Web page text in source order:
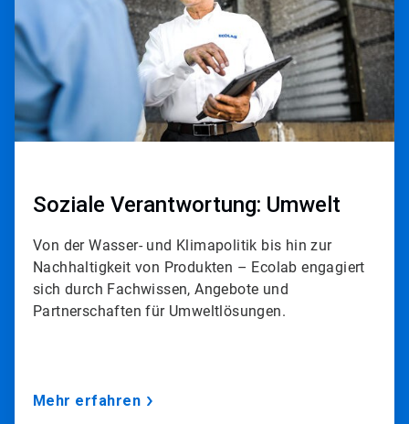
Soziale Verantwortung: Umwelt
Von der Wasser- und Klimapolitik bis hin zur
Nachhaltigkeit von Produkten – Ecolab engagiert
sich durch Fachwissen, Angebote und
Partnerschaften für Umweltlösungen.
Mehr erfahren